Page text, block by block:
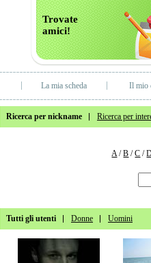
Trovate
amici!
La mia scheda Il mio
Ricerca per nickname Ricerca per
A/B /C /
Tutti gli utenti Donne Uomini